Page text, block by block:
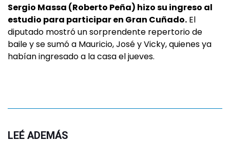
Sergio Massa (Roberto Peña) hizo su ingreso al
estudio para participar en Gran Cuñado. El
diputado mostró un sorprendente repertorio de
baile y se sumó a Mauricio, José y Vicky, quienes ya
habían ingresado a la casa el jueves.
LEÉ ADEMÁS